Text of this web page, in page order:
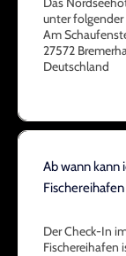
unter folgender
Am
27572
Deutschland
Ab wann kann
Der Check-In
Fischereihafen